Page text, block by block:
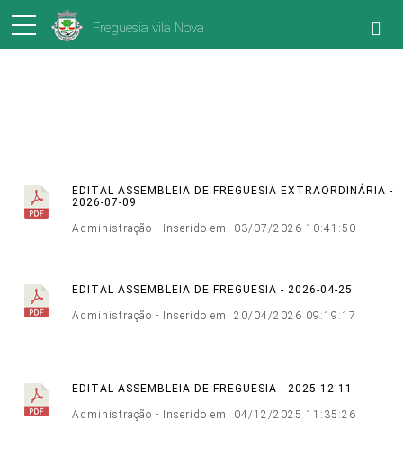
Freguesia vila Nova
EDITAL ASSEMBLEIA DE FREGUESIA EXTRAORDINÁRIA -
2026-07-09
Administração - Inserido em: 03/07/2026 10:41:50
EDITAL ASSEMBLEIA DE FREGUESIA - 2026-04-25
Administração - Inserido em: 20/04/2026 09:19:17
EDITAL ASSEMBLEIA DE FREGUESIA - 2025-12-11
Administração - Inserido em: 04/12/2025 11:35:26